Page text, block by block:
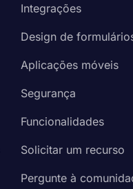
Integrações
Design de
Aplicações móveis
Segurança
Funcionalidades
Solicitar um recurso
Pergunte à